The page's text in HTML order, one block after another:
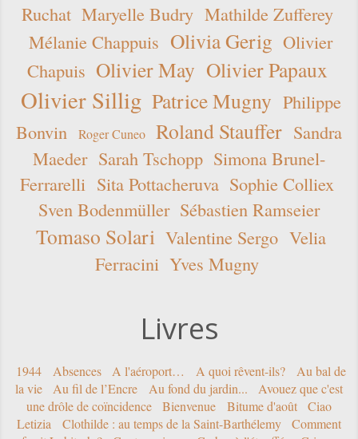
Ruchat Maryelle Budry Mathilde Zufferey
Mélanie Chappuis Olivia Gerig Olivier
Chapuis Olivier May Olivier Papaux
Olivier Sillig Patrice Mugny Philippe
Bonvin
Roger Cuneo Roland Stauffer Sandra
Maeder Sarah Tschopp Simona Brunel-
Ferrarelli Sita Pottacheruva Sophie Colliex
Sven Bodenmüller Sébastien Ramseier
Tomaso Solari Valentine Sergo Velia
Ferracini Yves Mugny
Livres
1944 Absences A l'aéroport… A quoi rêvent-ils?
Au bal de
la vie
Au fil de l’Encre Au fond du jardin...
Avouez que c'est
une drôle de coïncidence
Bienvenue Bitume d'août
Ciao
Letizia
Clothilde : au temps de la Saint-Barthélemy
Comment